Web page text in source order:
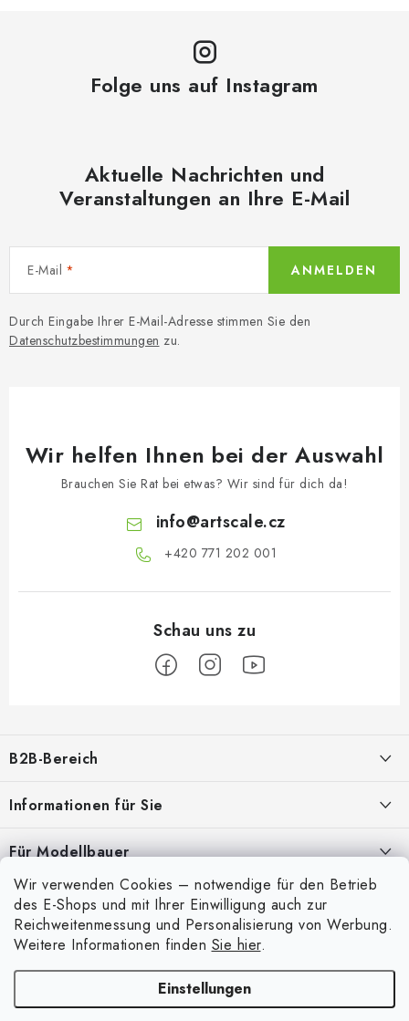
Wir verwenden Cookies – notwendige für den Betrieb
des E-Shops und mit Ihrer Einwilligung auch zur
Reichweitenmessung und Personalisierung von Werbung.
Weitere Informationen finden Sie hier.
Einstellungen
Folge uns auf Instagram
Aktuelle Nachrichten und
Veranstaltungen an Ihre E-Mail
E-Mail
Durch Eingabe Ihrer E-Mail-Adresse stimmen Sie den
Datenschutzbestimmungen zu.
ANMELDEN
Wir helfen Ihnen bei der Auswahl
Brauchen Sie Rat bei etwas? Wir sind für dich da!
info@artscale.cz
+420 771 202 001​
ß
z
e
i
l
B2B-Bereich
Geschäftspartner, die Bereitstellung geeigneter Dienstleistungen und
ANMELDUNG
Informationen für Sie
Meine Bestellung
Kontakte
Versand und Bezahlung
Bedingungen und Konditionen
Datenschutzbestimmungen
Für Modellbauer
Modellfarben-Umrechner
Art Scale Modellbau-Glossar
FAQ
Mein Konto
Anmelden
Registrierung
Bestellhistorie
. Alle Rechte vorbehalten.